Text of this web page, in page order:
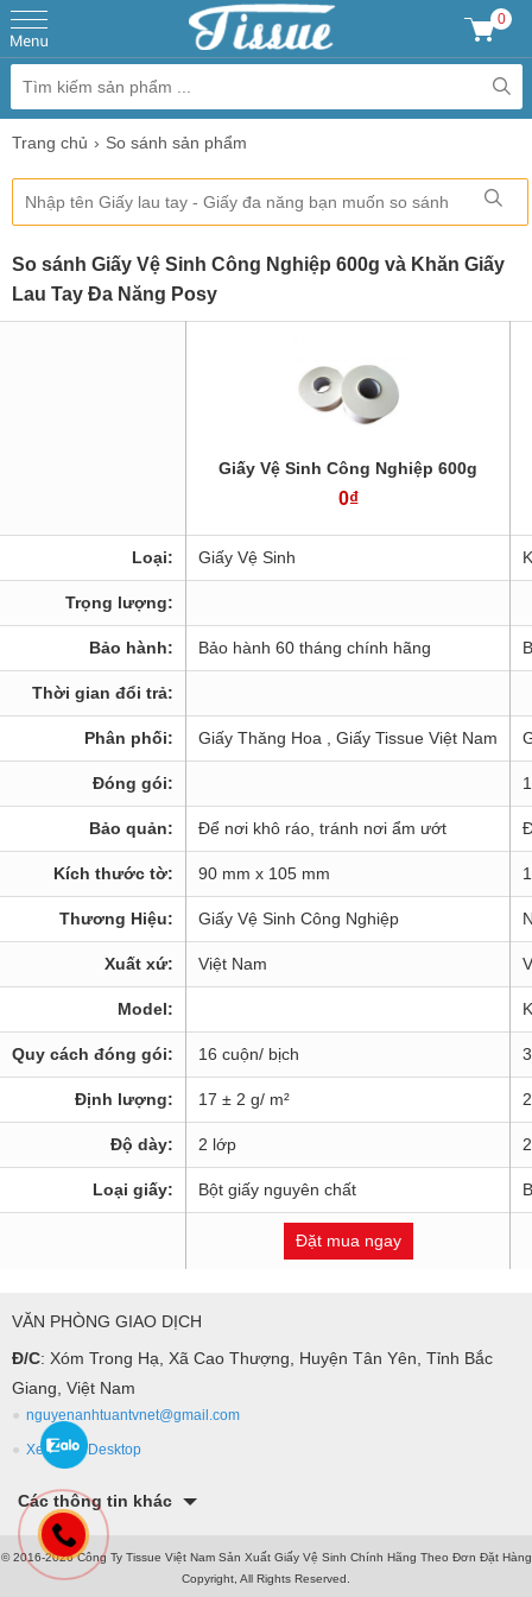
0
Trang chủ So sánh sản phẩm
So sánh Giấy Vệ Sinh Công Nghiệp 600g và Khăn Giấy
Lau Tay Đa Năng Posy
Giấy Vệ Sinh Công Nghiệp 600g
0₫
Loại: Giấy Vệ Sinh
Trọng lượng:
Bảo hành: Bảo hành 60 tháng chính hãng
Thời gian đổi trả:
Phân phối: Giấy Thăng Hoa , Giấy Tissue Việt Nam
Đóng gói:
Bảo quản: Để nơi khô ráo, tránh nơi ẩm ướt
Kích thước tờ: 90 mm x 105 mm
Thương Hiệu: Giấy Vệ Sinh Công Nghiệp
Xuất xứ: Việt Nam
Model:
Quy cách đóng gói: 16 cuộn/ bịch
Định lượng: 17 ± 2 g/ m²
Độ dày: 2 lớp
Loại giấy: Bột giấy nguyên chất
Đặt mua ngay
VĂN PHÒNG GIAO DỊCH
Đ/C: Xóm Trong Hạ, Xã Cao Thượng, Huyện Tân Yên, Tỉnh Bắc
Giang, Việt Nam
nguyenanhtuantvnet@gmail.com
Xem bản Desktop
Các thông tin khác
© 2016-2026 Công Ty Tissue Việt Nam Sản Xuất Giấy Vệ Sinh Chính Hãng Theo Đơn Đặt Hàng
Copyright, All Rights Reserved.